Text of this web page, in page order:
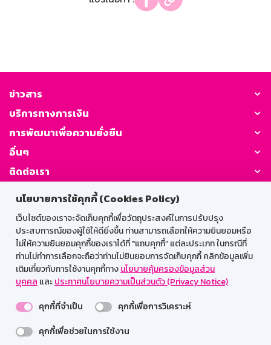
นโยบายการใช้คุกกี้ (Cookies Policy)
เว็บไซต์ของเราจะจัดเก็บคุกกี้เพื่อวัตถุประสงค์ในการปรับปรุง
ประสบการณ์ของผู้ใช้ให้ดียิ่งขึ้น ท่านสามารถเลือกให้ความยินยอมหรือ
ไม่ให้ความยินยอมคุกกี้ของเราได้ที่ "แถบคุกกี้” แต่ละประเภท ในกรณีที่
ท่านไม่ทำการเลือกจะถือว่าท่านไม่ยินยอมการจัดเก็บคุกกี้ คลิกข้อมูลเพิ่ม
เติมเกี่ยวกับการใช้งานคุกกี้ทางนโยบายคุ้มครองข้อมูลส่วน
บุคคล และประกาศนโยบายความเป็นส่วนตัว (Privacy Notice)
คุกกี้ที่จำเป็น
คุกกี้เพื่อการวิเคราะห์
คุกกี้เพื่อช่วยในการใช้งาน
ข่าวสาร
บริการทางการเงิน
การพัฒนาเพื่อความยั่งยืน
อื่นๆ
ติดต่อเรา
GSB Society:
สำหรับพนักงาน
Web HR
GSB Wisdom
M-Search
เข้าสู่ระบบเน็ตเมล